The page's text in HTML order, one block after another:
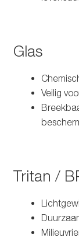
Glas
Veilig
Tritan /